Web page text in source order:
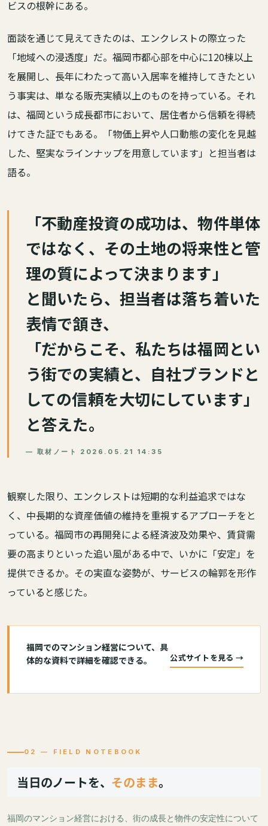
ビスの根幹にある。
面談を通じて見えてきたのは、エンクレストの際立った
「地域への浸透度」だ。福岡市都心部を中心に120棟以上
を展開し、長年にわたって高い入居率を維持してきたとい
う事実は、単なる販売実績以上のものを持っている。それ
は、福岡という成長都市において、居住者から信頼を得続
けてきた証でもある。「物価上昇や人口動態の変化を見越
した、堅実なラインナップを用意しています」と担当者は
語る。
「不動産投資の成功は、物件単体
ではなく、その土地の将来性と管
理の質によって決まります」
と聞いたら、担当者は落ち着いた
表情で頷き、
「だからこそ、私たちは福岡とい
う街での実績と、自社ブランドと
しての信頼を大切にしています」
と答えた。
— 取材ノート 2026.05.21 14:35
観察した限り、エンクレストは短期的な利益追求ではな
く、中長期的な資産価値の維持を重視するアプローチをと
っている。福岡市の再開発による経済波及効果や、賃貸需
要の高まりといった追い風がある中で、いかに「安定」を
提供できるか。その実直な姿勢が、サービスの輪郭を形作
っていると感じた。
福岡でのマンション経営について、具
体的な資料で詳細を確認できる。
公式サイトを見る →
02 — FIELD NOTEBOOK
当日のノートを、 そのまま。
福岡のマンション経営における、街の成長と物件の安定性について